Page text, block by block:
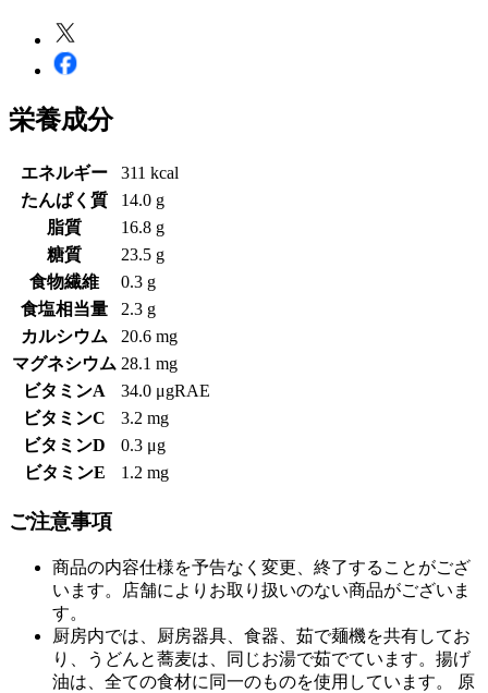
栄養成分
エネルギー
311 kcal
たんぱく質
14.0 g
脂質
16.8 g
糖質
23.5 g
食物繊維
0.3 g
食塩相当量
2.3 g
カルシウム
20.6 mg
マグネシウム 28.1 mg
ビタミンA
34.0 μgRAE
ビタミンC
3.2 mg
ビタミンD
0.3 μg
ビタミンE
1.2 mg
ご注意事項
商品の内容仕様を予告なく変更、終了することがござ
います。店舗によりお取り扱いのない商品がございま
す。
厨房内では、厨房器具、食器、茹で麺機を共有してお
り、うどんと蕎麦は、同じお湯で茹でています。揚げ
油は、全ての食材に同一のものを使用しています。 原